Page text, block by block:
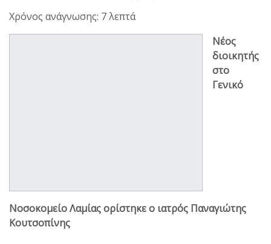
Χρόνος ανάγνωσης: 7 λεπτά
Νέος
διοικητής
στο
Γενικό
Νοσοκομείο Λαμίας ορίστηκε ο ιατρός Παναγιώτης
Κουτσοπίνης